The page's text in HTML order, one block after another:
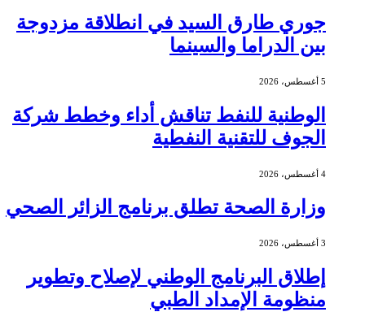
جوري طارق السيد في انطلاقة مزدوجة
بين الدراما والسينما
الوطنية للنفط تناقش أداء وخطط شركة
الجوف للتقنية النفطية
وزارة الصحة تطلق برنامج الزائر الصحي
إطلاق البرنامج الوطني لإصلاح وتطوير
منظومة الإمداد الطبي